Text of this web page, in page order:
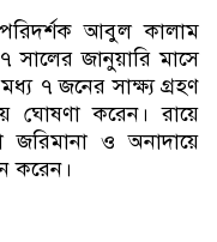
আবুল কালাম
জানুয়ারি মাসে
৭ জনের সাক্ষ্য গ্রহণ
ঘোষণা করেন। রায়ে
জরিমানা ও অনাদায়ে
করেন।